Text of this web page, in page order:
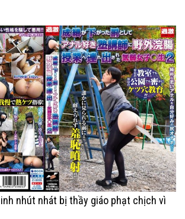
nhút nhát bị thầy giáo phạt chịch vì